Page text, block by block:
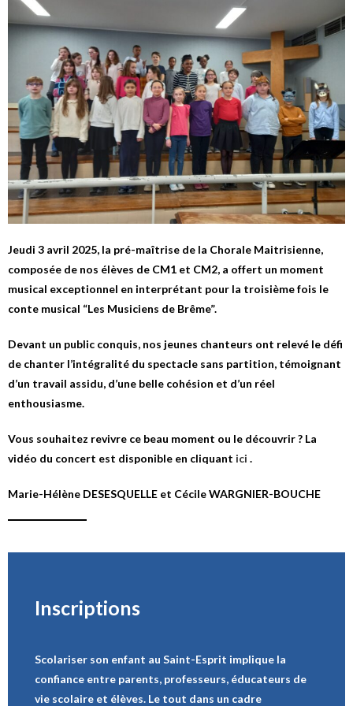
Jeudi 3 avril 2025, la pré-maîtrise de la Chorale Maitrisienne,
composée de nos élèves de CM1 et CM2, a offert un moment
musical exceptionnel en interprétant pour la troisième fois le
conte musical “Les Musiciens de Brême”.
Devant un public conquis, nos jeunes chanteurs ont relevé le défi
de chanter l’intégralité du spectacle sans partition, témoignant
d’un travail assidu, d’une belle cohésion et d’un réel
enthousiasme.
Vous souhaitez revivre ce beau moment ou le découvrir ? La
vidéo du concert est disponible en cliquant ici .
Marie-Hélène DESESQUELLE et Cécile WARGNIER-BOUCHE
Inscriptions
Scolariser son enfant au Saint-Esprit implique la
confiance entre parents, professeurs, éducateurs de
vie scolaire et élèves. Le tout dans un cadre